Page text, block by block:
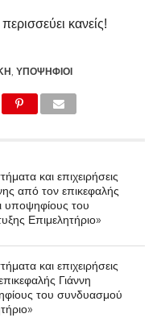
κανείς!
, ΥΠΟΨΉΦΙΟΙ
και επιχειρήσεις
από τον επικεφαλής
υποψηφίους του
Επιμελητήριο»
και επιχειρήσεις
Γιάννη
του συνδυασμού